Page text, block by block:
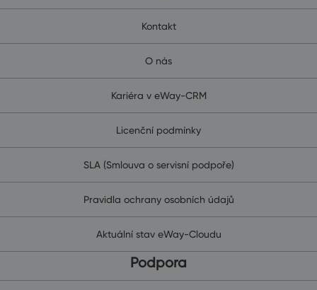
Kontakt
O nás
Kariéra v eWay-CRM
Licenční podmínky
SLA (Smlouva o servisní podpoře)
Pravidla ochrany osobních údajů
Aktuální stav eWay-Cloudu
Podpora